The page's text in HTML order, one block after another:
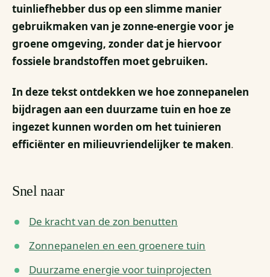
tuinliefhebber dus op een slimme manier
gebruikmaken van je zonne-energie voor je
groene omgeving, zonder dat je hiervoor
fossiele brandstoffen moet gebruiken.
In deze tekst ontdekken we hoe zonnepanelen
bijdragen aan een duurzame tuin en hoe ze
ingezet kunnen worden om het tuinieren
efficiënter en milieuvriendelijker te maken.
Snel naar
De kracht van de zon benutten
Zonnepanelen en een groenere tuin
Duurzame energie voor tuinprojecten